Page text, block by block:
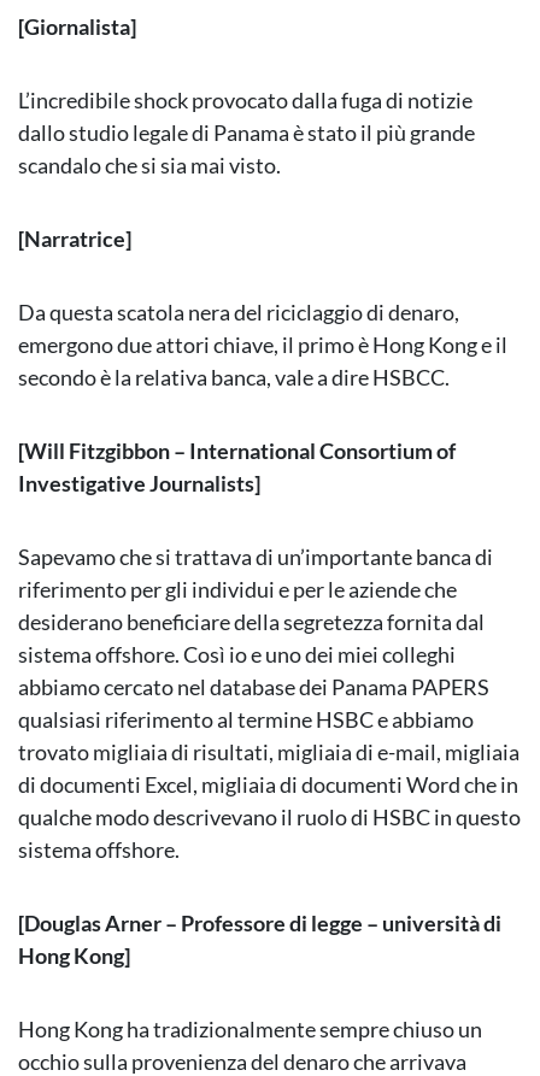
[Giornalista]
L’incredibile shock provocato dalla fuga di notizie
dallo studio legale di Panama è stato il più grande
scandalo che si sia mai visto.
[Narratrice]
Da questa scatola nera del riciclaggio di denaro,
emergono due attori chiave, il primo è Hong Kong e il
secondo è la relativa banca, vale a dire HSBCC.
[Will Fitzgibbon – International Consortium of
Investigative Journalists]
Sapevamo che si trattava di un’importante banca di
riferimento per gli individui e per le aziende che
desiderano beneficiare della segretezza fornita dal
sistema offshore. Così io e uno dei miei colleghi
abbiamo cercato nel database dei Panama PAPERS
qualsiasi riferimento al termine HSBC e abbiamo
trovato migliaia di risultati, migliaia di e-mail, migliaia
di documenti Excel, migliaia di documenti Word che in
qualche modo descrivevano il ruolo di HSBC in questo
sistema offshore.
[Douglas Arner – Professore di legge – università di
Hong Kong]
Hong Kong ha tradizionalmente sempre chiuso un
occhio sulla provenienza del denaro che arrivava